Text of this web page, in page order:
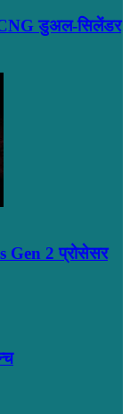
डुअल-सिलेंडर
Gen 2 प्रोसेसर